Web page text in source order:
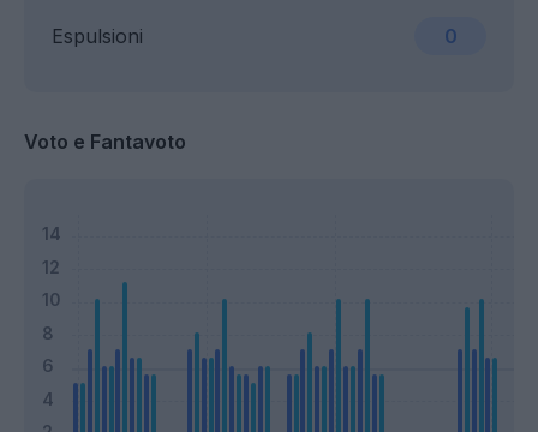
Espulsioni 0
Voto e Fantavoto